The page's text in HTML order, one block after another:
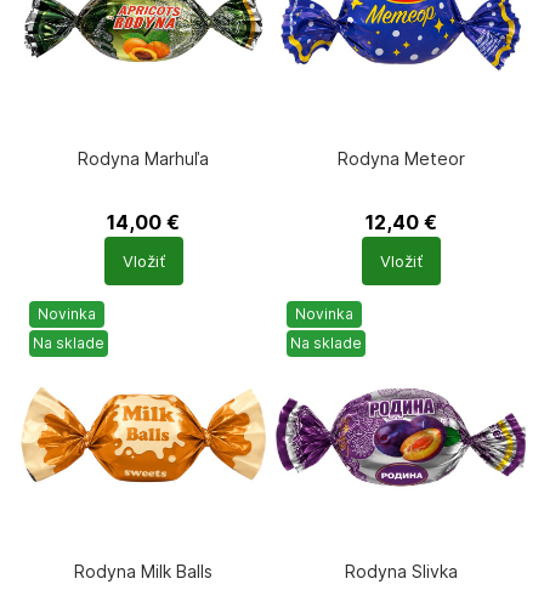
Rodyna Marhuľa
14,00 €
Počet
produktů
Vložiť
Rodyna Meteor
12,40 €
Počet
produktů
Vložiť
Novinka
Na sklade
Rodyna Milk Balls
Novinka
Na sklade
Rodyna Slivka